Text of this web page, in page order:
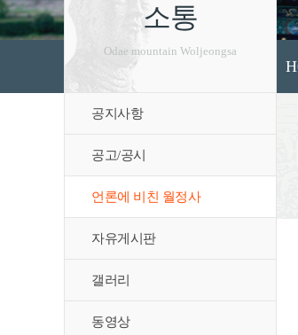
소통
Odae mountain Woljeongsa
공지사항
공고/공시
언론에 비친 월정사
자유게시판
갤러리
동영상